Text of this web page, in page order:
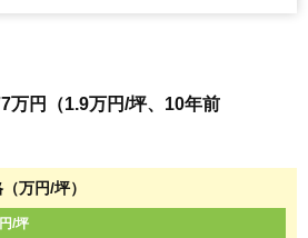
万円（1.9万円/坪、10年前
万円/坪）
/坪